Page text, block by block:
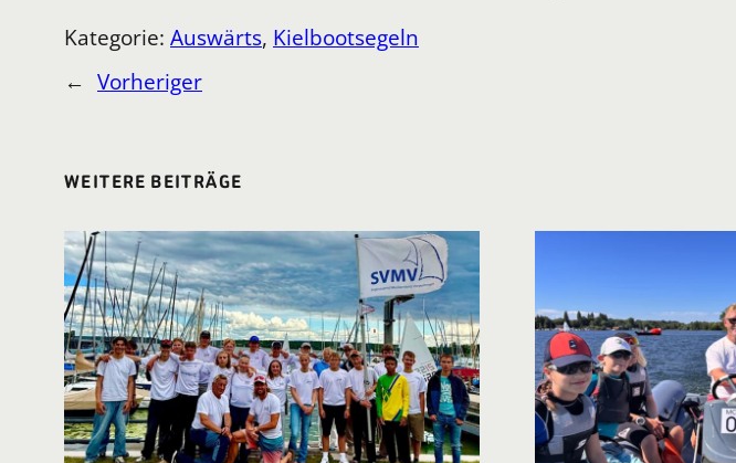
Kategorie: Auswärts, Kielbootsegeln
← Vorheriger
WEITERE BEITRÄGE